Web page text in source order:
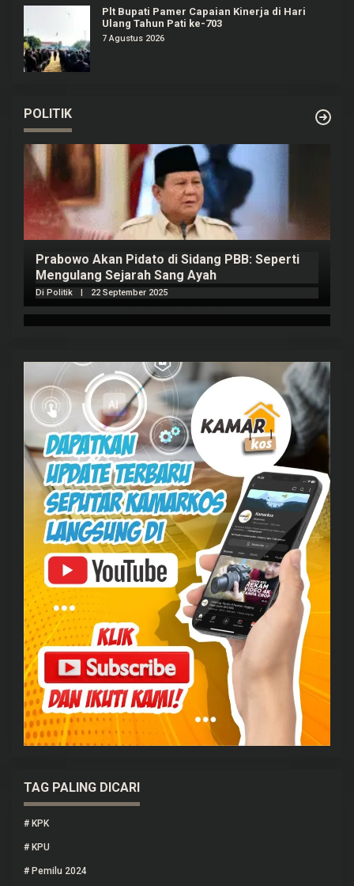
Plt Bupati Pamer Capaian Kinerja di Hari
Ulang Tahun Pati ke-703
7 Agustus 2026
POLITIK
Prabowo Akan Pidato di Sidang PBB: Seperti
Mengulang Sejarah Sang Ayah
Di Politik 22 September 2025
TAG PALING DICARI
# KPK
# KPU
# Pemilu 2024